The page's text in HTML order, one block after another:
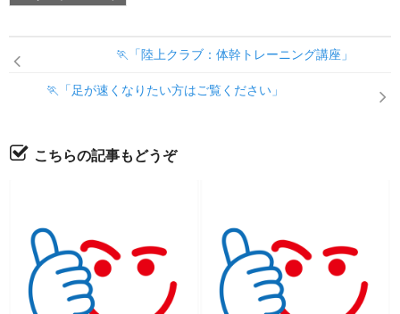
🏃「陸上クラブ：体幹トレーニング講座」
🏃「足が速くなりたい方はご覧ください」
こちらの記事もどうぞ